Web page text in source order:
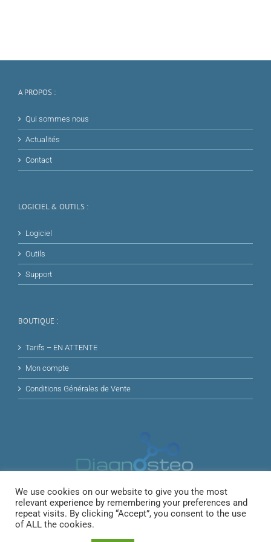
A PROPOS :
Qui sommes nous
Actualités
Contact
LOGICIEL & OUTILS :
Logiciel
Outils
Support
BOUTIQUE :
Tarifs – EN ATTENTE
Mon compte
Conditions Générales de Vente
We use cookies on our website to give you the most
relevant experience by remembering your preferences and
repeat visits. By clicking “Accept”, you consent to the use
of ALL the cookies.